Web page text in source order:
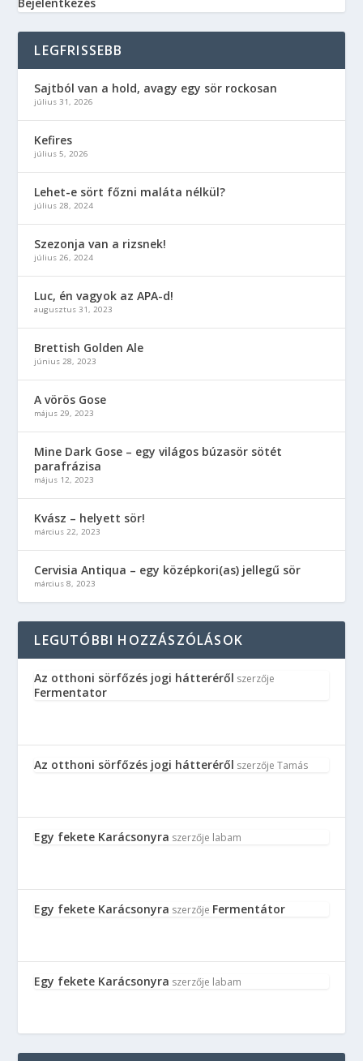
LEGFRISSEBB
Sajtból van a hold, avagy egy sör rockosan
július 31, 2026
Kefires
július 5, 2026
Lehet-e sört főzni maláta nélkül?
július 28, 2024
Szezonja van a rizsnek!
július 26, 2024
Luc, én vagyok az APA-d!
augusztus 31, 2023
Brettish Golden Ale
június 28, 2023
A vörös Gose
május 29, 2023
Mine Dark Gose – egy világos búzasör sötét
parafrázisa
május 12, 2023
Kvász – helyett sör!
március 22, 2023
Cervisia Antiqua – egy középkori(as) jellegű sör
március 8, 2023
LEGUTÓBBI HOZZÁSZÓLÁSOK
Az otthoni sörfőzés jogi hátteréről szerzője
Fermentator
Az otthoni sörfőzés jogi hátteréről szerzőjeTamás
Egy fekete Karácsonyra szerzője labam
Egy fekete Karácsonyra szerzője Fermentátor
Egy fekete Karácsonyra szerzője labam